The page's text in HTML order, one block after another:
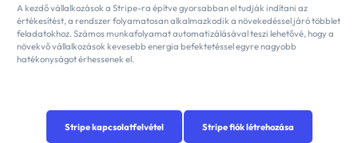
A kezdő vállalkozások a Stripe-ra építve gyorsabban el tudják indítani az
értékesítést, a rendszer folyamatosan alkalmazkodik a növekedéssel járó többlet
feladatokhoz. Számos munkafolyamat automatizálásával teszi lehetővé, hogy a
növekvő vállalkozások kevesebb energia befektetéssel egyre nagyobb
hatékonyságot érhessenek el.
Stripe kapcsolatfelvétel Stripe fiók létrehozása